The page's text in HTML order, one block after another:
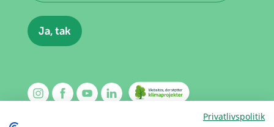
Privatlivspolitik